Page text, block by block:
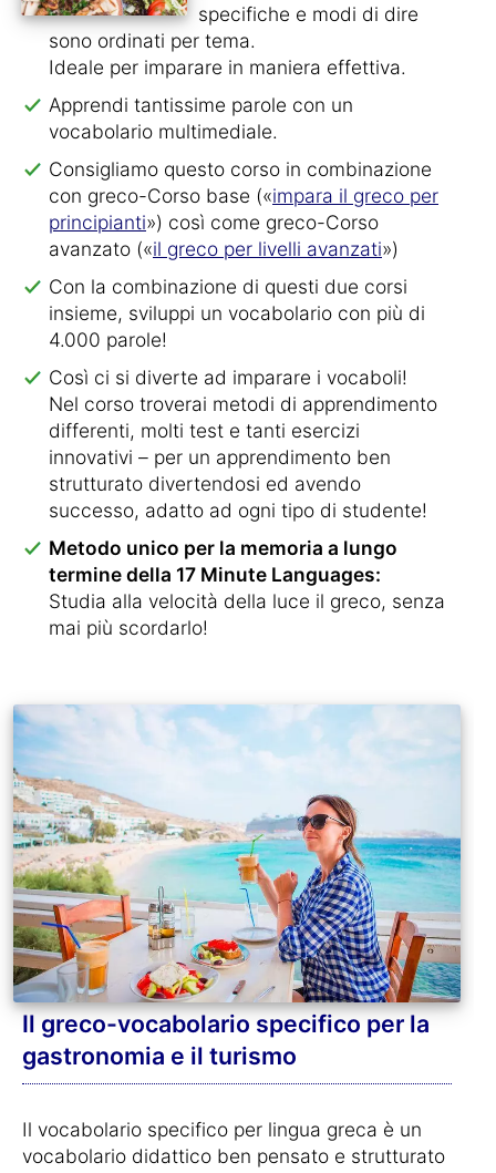
specifiche e modi di dire
sono ordinati per tema.
Ideale per imparare in maniera effettiva.
Apprendi tantissime parole con un
vocabolario multimediale.
Consigliamo questo corso in combinazione
con greco-Corso base («impara il greco per
principianti») così come greco-Corso
avanzato («il greco per livelli avanzati»)
Con la combinazione di questi due corsi
insieme, sviluppi un vocabolario con più di
4.000 parole!
Così ci si diverte ad imparare i vocaboli!
Nel corso troverai metodi di apprendimento
differenti, molti test e tanti esercizi
innovativi – per un apprendimento ben
strutturato divertendosi ed avendo
successo, adatto ad ogni tipo di studente!
Metodo unico per la memoria a lungo
termine della 17 Minute Languages:
Studia alla velocità della luce il greco, senza
mai più scordarlo!
Il greco-vocabolario specifico per la
gastronomia e il turismo
Il vocabolario specifico per lingua greca è un
vocabolario didattico ben pensato e strutturato